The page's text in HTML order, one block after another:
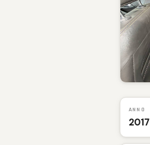
ANNO
2017